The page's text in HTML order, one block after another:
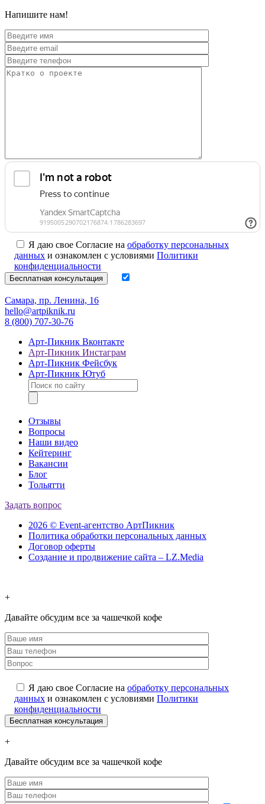
Напишите нам!
Я даю свое Согласие на обработку персональных
данных и ознакомлен с условиями Политики
конфиденциальности
Самара, пр. Ленина, 16
hello@artpiknik.ru
8 (800) 707-30-76
Арт-Пикник Вконтакте
Арт-Пикник Инстаграм
Арт-Пикник Фейсбук
Арт-Пикник Ютуб
Отзывы
Вопросы
Наши видео
Кейтеринг
Вакансии
Блог
Тольятти
Задать вопрос
2026 © Event-агентство АртПикник
Политика обработки персональных данных
Договор оферты
Создание и продвижение сайта – LZ.Media
+
Давайте обсудим все за чашечкой кофе
Я даю свое Согласие на обработку персональных
данных и ознакомлен с условиями Политики
конфиденциальности
+
Давайте обсудим все за чашечкой кофе